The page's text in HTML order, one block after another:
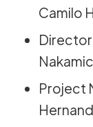
Camilo
Director
Project